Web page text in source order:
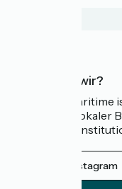
Wer sind wir?
Die Vélomaritime
Netzwerk lokaler
Instagram